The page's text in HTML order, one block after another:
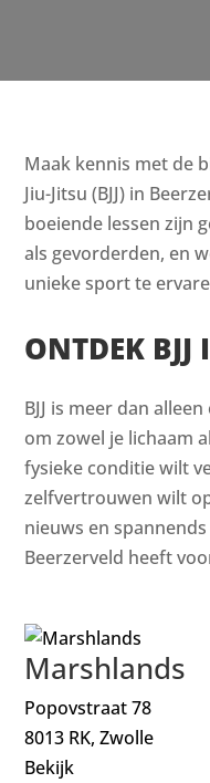
Maak kennis met de
Jiu-Jitsu (BJJ) in
boeiende lessen zijn
als gevorderden, en
unieke sport te
ONTDEK BJJ
BJJ is meer dan
om zowel je lichaam
fysieke conditie wilt
zelfvertrouwen wilt
nieuws en
Beerzerveld heeft
Marshlands
Popovstraat 78
8013 RK, Zwolle
Bekijk